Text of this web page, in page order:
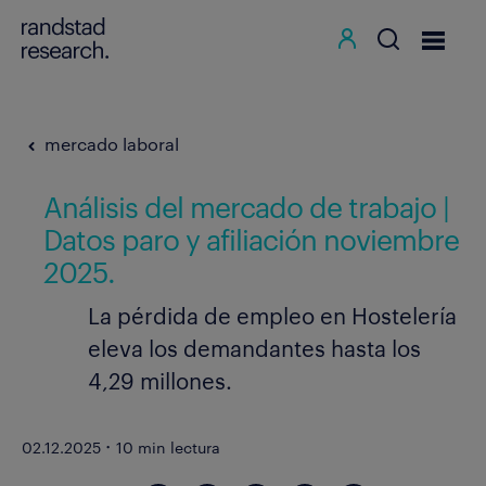
mercado laboral
Análisis del mercado de trabajo |
Datos paro y afiliación noviembre
2025.
La pérdida de empleo en Hostelería
eleva los demandantes hasta los
4,29 millones.
02.12.2025 · 10 min lectura